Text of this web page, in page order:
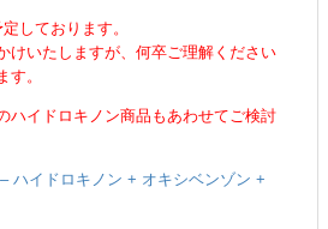
しております。
けいたしますが、何卒ご理解ください
。
ハイドロキノン商品もあわせてご検討
ハイドロキノン + オキシベンゾン +